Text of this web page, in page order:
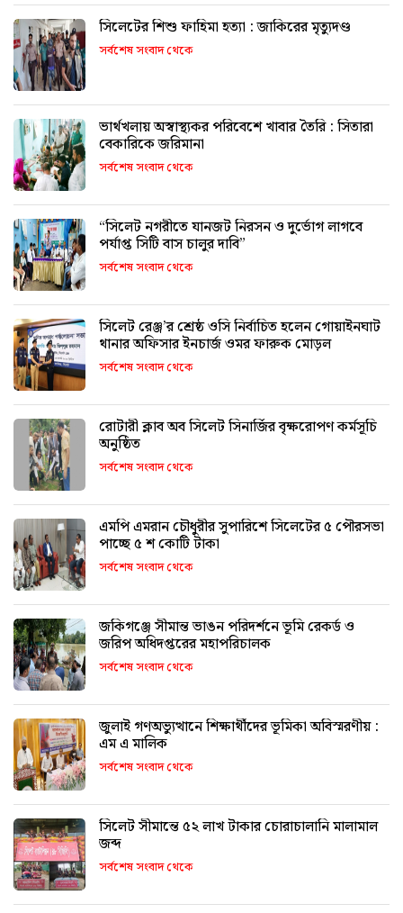
সিলেটের শিশু ফাহিমা হত্যা : জাকিরের মৃত্যুদণ্ড
সর্বশেষ সংবাদ থেকে
ভার্থখলায় অস্বাস্থ্যকর পরিবেশে খাবার তৈরি : সিতারা
বেকারিকে জরিমানা
সর্বশেষ সংবাদ থেকে
“সিলেট নগরীতে যানজট নিরসন ও দুর্ভোগ লাগবে
পর্যাপ্ত সিটি বাস চালুর দাবি”
সর্বশেষ সংবাদ থেকে
সিলেট রেঞ্জ’র শ্রেষ্ঠ ওসি নির্বাচিত হলেন গোয়াইনঘাট
থানার অফিসার ইনচার্জ ওমর ফারুক মোড়ল
সর্বশেষ সংবাদ থেকে
রোটারী ক্লাব অব সিলেট সিনার্জির বৃক্ষরোপণ কর্মসূচি
অনুষ্ঠিত
সর্বশেষ সংবাদ থেকে
এমপি এমরান চৌধুরীর সুপারিশে সিলেটের ৫ পৌরসভা
পাচ্ছে ৫ শ কোটি টাকা
সর্বশেষ সংবাদ থেকে
জকিগঞ্জে সীমান্ত ভাঙন পরিদর্শনে ভূমি রেকর্ড ও
জরিপ অধিদপ্তরের মহাপরিচালক
সর্বশেষ সংবাদ থেকে
জুলাই গণঅভ্যুত্থানে শিক্ষার্থীদের ভূমিকা অবিস্মরণীয় :
এম এ মালিক
সর্বশেষ সংবাদ থেকে
সিলেট সীমান্তে ৫২ লাখ টাকার চোরাচালানি মালামাল
জব্দ
সর্বশেষ সংবাদ থেকে